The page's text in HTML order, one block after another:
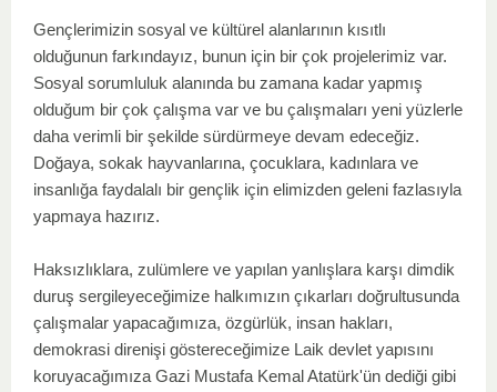
Gençlerimizin sosyal ve kültürel alanlarının kısıtlı
olduğunun farkındayız, bunun için bir çok projelerimiz var.
Sosyal sorumluluk alanında bu zamana kadar yapmış
olduğum bir çok çalışma var ve bu çalışmaları yeni yüzlerle
daha verimli bir şekilde sürdürmeye devam edeceğiz.
Doğaya, sokak hayvanlarına, çocuklara, kadınlara ve
insanlığa faydalalı bir gençlik için elimizden geleni fazlasıyla
yapmaya hazırız.
Haksızlıklara, zulümlere ve yapılan yanlışlara karşı dimdik
duruş sergileyeceğimize halkımızın çıkarları doğrultusunda
çalışmalar yapacağımıza, özgürlük, insan hakları,
demokrasi direnişi göstereceğimize Laik devlet yapısını
koruyacağımıza Gazi Mustafa Kemal Atatürk'ün dediği gibi